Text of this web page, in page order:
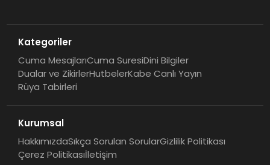
Kategoriler
Cuma MesajlarıCuma SuresiDini Bilgiler
Dualar ve ZikirlerHutbelerKabe Canlı Yayın
Rüya Tabirleri
Kurumsal
HakkımızdaSıkça Sorulan SorularGizlilik Politikası
Çerez Politikasıİletişim